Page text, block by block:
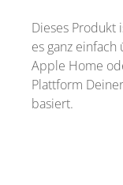
Dieses Produkt
es ganz einfach
Apple Home
Plattform
basiert.